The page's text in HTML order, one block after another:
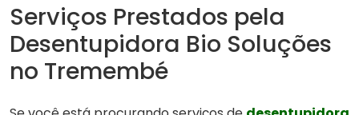
Serviços Prestados pela
Desentupidora Bio Soluções
no Tremembé